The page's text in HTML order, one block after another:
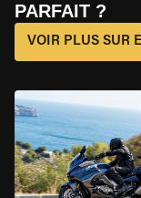
PARFAIT ?
VOIR PLUS SUR